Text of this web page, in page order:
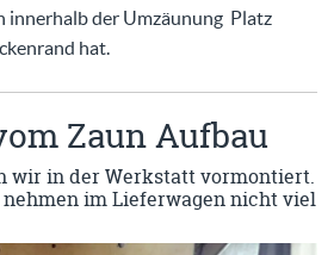
innerhalb der Umzäunung Platz
hat.
Zaun Aufbau
wir in der Werkstatt vormontiert.
im Lieferwagen nicht viel